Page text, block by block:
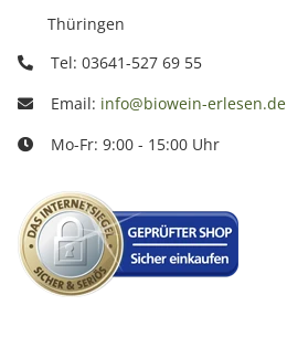
Thüringen
Tel: 03641-527 69 55
Email: info@biowein-erlesen.de
Mo-Fr: 9:00 - 15:00 Uhr